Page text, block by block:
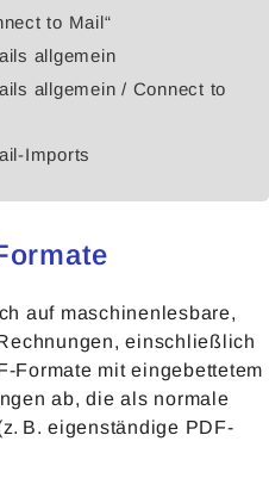
to Mail“
allgemein
allgemein / Connect to
Imports
auf maschinenlesbare,
einschließlich
Formate mit eingebettetem
ab, die als normale
B. eigenständige PDF-